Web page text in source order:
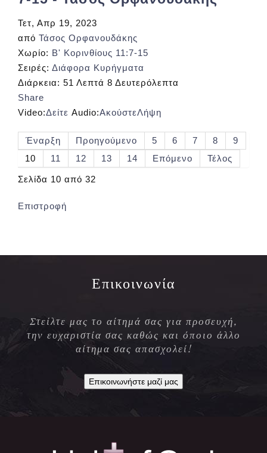
Τετ, Απρ 19, 2023
από Τάσος Ορφανουδάκης
Χωρίο: Β' Κορινθίους 11:7-15
Σειρές: Διάφορα Κυρήγματα
Διάρκεια: 51 Λεπτά 8 Δευτερόλεπτα
Share
Video:Δείτε Audio:ΑκούστεΛήψη
Έναρξη Προηγούμενο 5 6 7 8
9
10
11 12 13 14 Επόμενο Τέλος
Σελίδα 10 από 32
Επιστροφή
Επικοινωνία
Στείλτε μας το αίτημά σας για προσευχή,
την ευχαριστία σας καθώς και όποιο άλλο
αίτημα σας απασχολεί!
Επικοινωνήστε μαζί μας